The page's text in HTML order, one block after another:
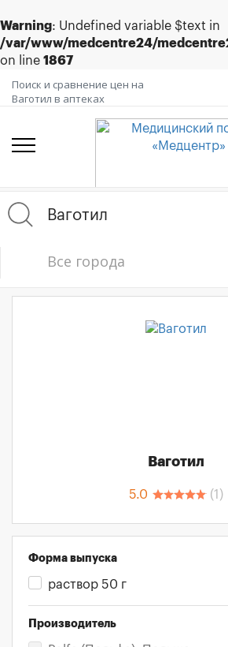
Warning: Undefined variable $text in
/var/www/medcentre24/
on line 1867
Поиск и сравнение цен на
Ваготил в аптеках
Все города
Ваготил
5.0 (1 )
Форма выпуска
раствор 50 г
Производитель